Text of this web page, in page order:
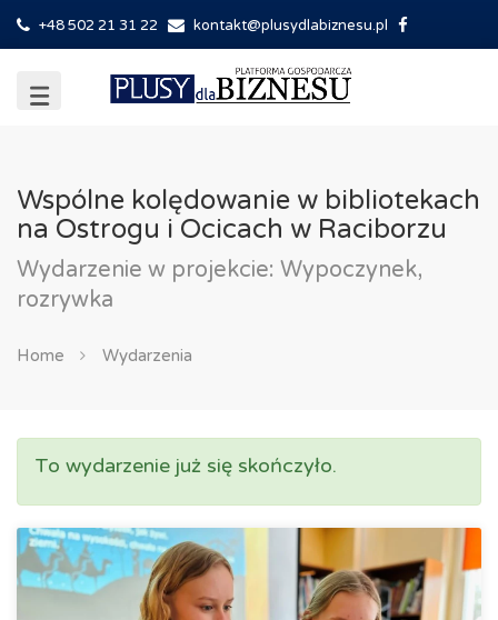
+48 502 21 31 22 kontakt@plusydlabiznesu.pl
Wspólne kolędowanie w bibliotekach
na Ostrogu i Ocicach w Raciborzu
Wydarzenie w projekcie: Wypoczynek,
rozrywka
Home Wydarzenia
To wydarzenie już się skończyło.